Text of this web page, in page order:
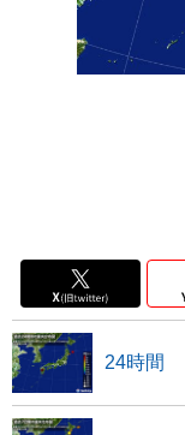
24時間